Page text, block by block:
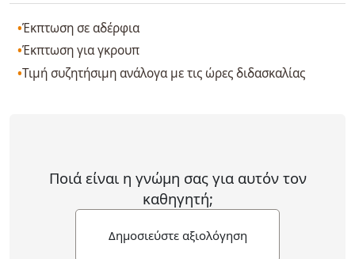
Έκπτωση σε αδέρφια
Έκπτωση για γκρουπ
Τιμή συζητήσιμη ανάλογα με τις ώρες διδασκαλίας
Ποιά είναι η γνώμη σας για αυτόν τον
καθηγητή;
Δημοσιεύστε αξιολόγηση